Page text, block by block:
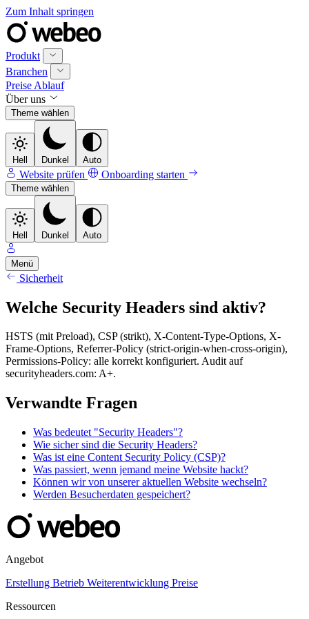
Zum Inhalt springen
Produkt
Branchen
Preise Ablauf
Über uns
Theme wählen
Hell Dunkel Auto
Website prüfen Onboarding starten
Theme wählen
Hell Dunkel Auto
Menü
Sicherheit
Welche Security Headers sind aktiv?
HSTS (mit Preload), CSP (strikt), X-Content-Type-Options, X-
Frame-Options, Referrer-Policy (strict-origin-when-cross-origin),
Permissions-Policy: alle korrekt konfiguriert. Audit auf
securityheaders.com: A+.
Verwandte Fragen
Was bedeutet "Security Headers"?
Wie sicher sind die Security Headers?
Was ist eine Content Security Policy (CSP)?
Was passiert, wenn jemand meine Website hackt?
Können wir von unserer aktuellen Website wechseln?
Werden Besucherdaten gespeichert?
Angebot
Erstellung Betrieb Weiterentwicklung Preise
Ressourcen